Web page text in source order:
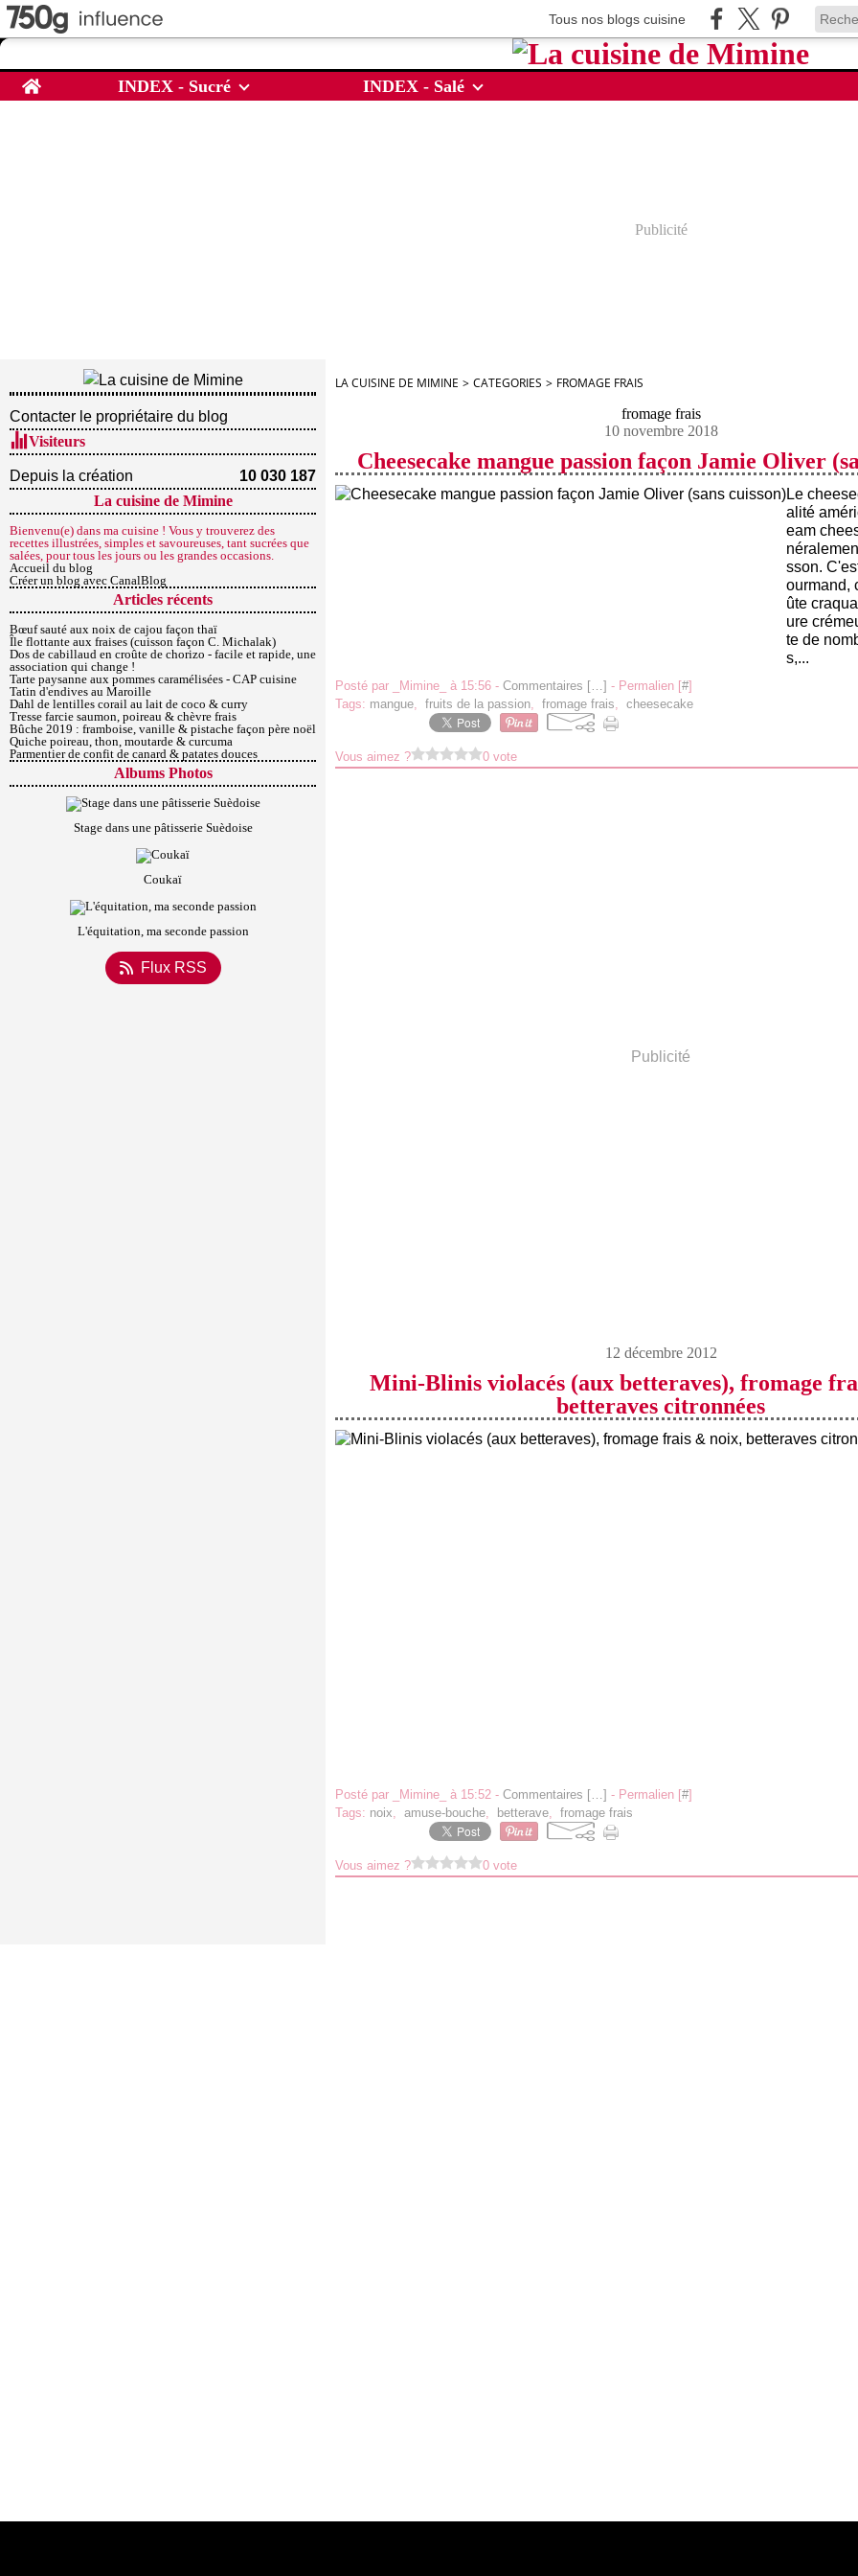
Tous nos blogs cuisine
Home INDEX - Sucré INDEX - Salé
Publicité
Contacter le propriétaire du blog
Visiteurs
Depuis la création
10 030 187
La cuisine de Mimine
Bienvenu(e) dans ma cuisine ! Vous y trouverez des
recettes illustrées, simples et savoureuses, tant sucrées que
salées, pour tous les jours ou les grandes occasions.
Accueil du blog
Créer un blog avec CanalBlog
Articles récents
Bœuf sauté aux noix de cajou façon thaï
Île flottante aux fraises (cuisson façon C. Michalak)
Dos de cabillaud en croûte de chorizo - facile et rapide, une
association qui change !
Tarte paysanne aux pommes caramélisées - CAP cuisine
Tatin d'endives au Maroille
Dahl de lentilles corail au lait de coco & curry
Tresse farcie saumon, poireau & chèvre frais
Bûche 2019 : framboise, vanille & pistache façon père noël
Quiche poireau, thon, moutarde & curcuma
Parmentier de confit de canard & patates douces
Albums Photos
Stage dans une pâtisserie Suèdoise
Coukaï
L'équitation, ma seconde passion
Flux RSS
LA CUISINE DE MIMINE > CATEGORIES > FROMAGE FRAIS
fromage frais
10 novembre 2018
Cheesecake mangue passion façon Jamie Oliver
Le
alité
eam
sson.
ourmand,
ûte
ure
te de
s,...
Posté par _Mimine_ à 15:56 - Commentaires […] - Permalien [#]
Tags: mangue, fruits de la passion, fromage frais, cheesecake
Vous aimez ? 0 vote
Publicité
12 décembre 2012
Mini-Blinis violacés (aux betteraves), fromage
betteraves citronnées
Posté par _Mimine_ à 15:52 - Commentaires […] - Permalien [#]
Tags: noix, amuse-bouche, betterave, fromage frais
Vous aimez ? 0 vote